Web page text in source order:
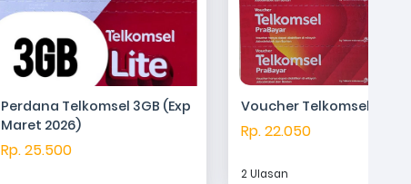
Perdana Telkomsel 3GB (Exp
Maret 2026)
Rp. 25.500
Voucher Telkomsel 5.5GB
Rp. 22.050
2 Ulasan